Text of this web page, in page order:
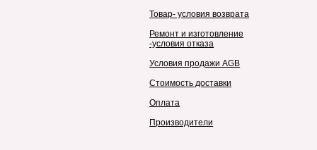
Товар- условия возврата
Ремонт и изготовление
-условия отказа
Условия продажи AGB
Стоимость доставки
Оплата
Производители